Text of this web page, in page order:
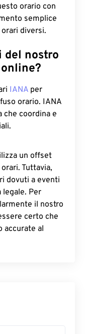
orario con
semplice
diversi.
del nostro
IANA per
orario. IANA
che coordina e
un offset
Tuttavia,
dovuti a eventi
Per
il nostro
certo che
accurate al